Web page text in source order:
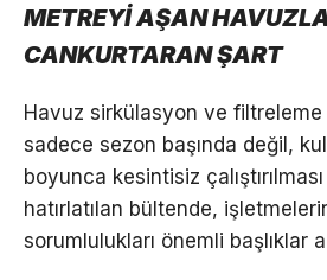
METREYİ AŞAN
CANKURTARAN ŞART
Havuz sirkülasyon ve
sadece sezon başında değil,
boyunca kesintisiz
hatırlatılan bültende,
sorumlulukları önemli başlıklar